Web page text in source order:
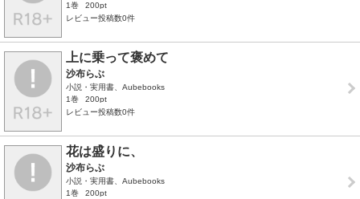
1巻
200pt
レビュー投稿数0件
上に乗って褒めて
沙布らぶ
小説・実用書、Aubebooks
1巻
200pt
レビュー投稿数0件
花は盛りに、
沙布らぶ
小説・実用書、Aubebooks
1巻
200pt